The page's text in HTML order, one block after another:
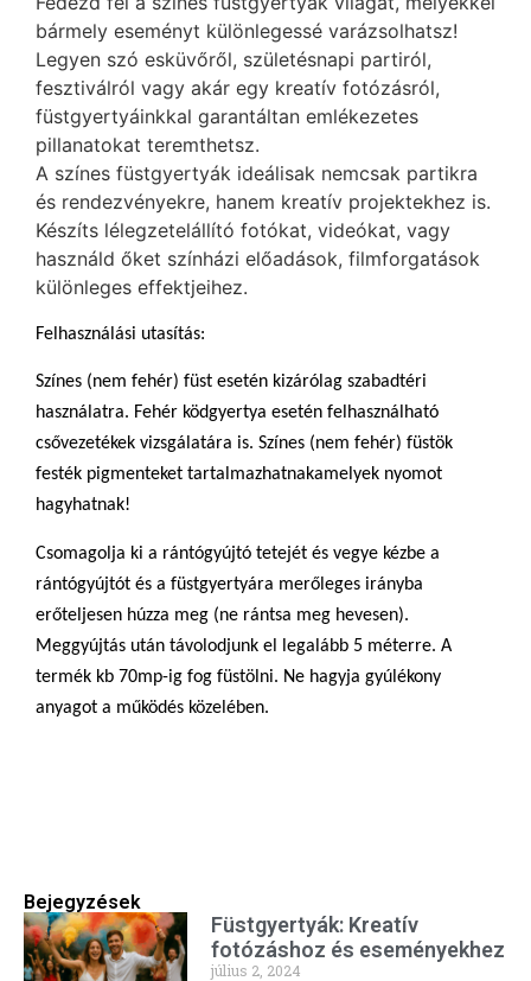
bármely eseményt különlegessé varázsolhatsz!
Legyen szó esküvőről, születésnapi partiról,
fesztiválról vagy akár egy kreatív fotózásról,
füstgyertyáinkkal garantáltan emlékezetes
pillanatokat teremthetsz.
A színes füstgyertyák ideálisak nemcsak partikra
és rendezvényekre, hanem kreatív projektekhez is.
Készíts lélegzetelállító fotókat, videókat, vagy
használd őket színházi előadások, filmforgatások
különleges effektjeihez.
Felhasználási utasítás:
Színes (nem fehér) füst esetén kizárólag szabadtéri
használatra. Fehér ködgyertya esetén felhasználható
csővezetékek vizsgálatára is. Színes (nem fehér) füstök
festék pigmenteket tartalmazhatnakamelyek nyomot
hagyhatnak!
Csomagolja ki a rántógyújtó tetejét és vegye kézbe a
rántógyújtót és a füstgyertyára merőleges irányba
erőteljesen húzza meg (ne rántsa meg hevesen).
Meggyújtás után távolodjunk el legalább 5 méterre. A
termék kb 70mp-ig fog füstölni. Ne hagyja gyúlékony
anyagot a működés közelében.
Bejegyzések
Füstgyertyák: Kreatív
fotózáshoz és eseményekhez
július 2, 2024